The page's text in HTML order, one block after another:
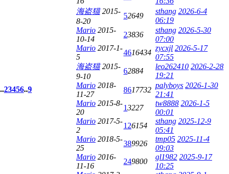
海盗猫 2015-
8-20
52649
sthang 2026-6-4
06:19
Mario 2015-
10-14
23836
sthang 2026-5-30
07:00
Mario 2017-1-
5
4616434
zycxjl 2026-5-17
07:55
海盗猫 2015-
9-10
62884
leo262410 2026-2-28
19:21
23456..9 Mario 2018-
11-27
8617732
palyboys 2026-1-30
21:41
Mario 2015-8-
20
13227
tw8888 2026-1-5
00:01
Mario 2017-5-
2
126154
sthang 2025-12-9
05:41
Mario 2018-5-
25
389926
tmp05 2025-11-4
09:03
Mario 2016-
11-16
249800
gl1982 2025-9-17
10:25